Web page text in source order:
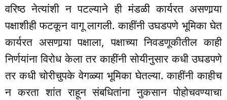
वरिष्ठ नेत्यांशी न पटल्याने ही मंडळी कार्यरत असणार्‍या
पक्षाशीही फटकून वागू लागली. काहींनी उघडपणे भूमिका घेत
कार्यरत असणार्‍या पक्षाला, पक्षाच्या निवडणूकीतील काही
निर्णयांना विरोध केला तर काहींनी सोयीनुसार कधी उघडपणे
तर कधी चोरीचुपके वेगळ्या भूमिका घेतल्या. काहींनी काहीच
न करता शांत राहून संबधितांना नुकसान पोहोचवण्याचा